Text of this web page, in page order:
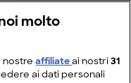
molto
nostreaffiliateai nostri31
ai dati personali